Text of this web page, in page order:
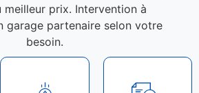
meilleur prix. Intervention à
garage partenaire selon votre
besoin.